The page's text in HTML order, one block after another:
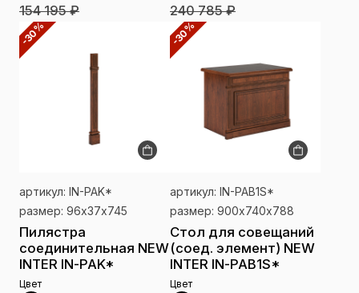
154 195 ₽
240 785 ₽
-30%
артикул: IN-PAK*
размер: 96х37х745
Пилястра
соединительная NEW
INTER IN-PAK*
Цвет
-30%
артикул: IN-PAB1S*
размер: 900х740х788
Стол для совещаний
(соед. элемент) NEW
INTER IN-PAB1S*
Цвет